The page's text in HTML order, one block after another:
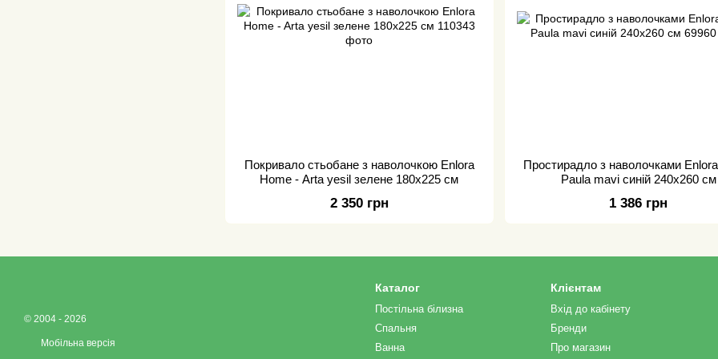
Покривало стьобане з наволочкою Enlora
Home - Arta yesil зелене 180х225 см
2 350 грн
Простирадло з наволочками
Paula mavi синій 240х260 см
1 386 грн
© 2004 - 2026
Мобільна версія
Каталог
Постільна білизна
Спальня
Ванна
Клієнтам
Вхід до кабінету
Бренди
Про магазин